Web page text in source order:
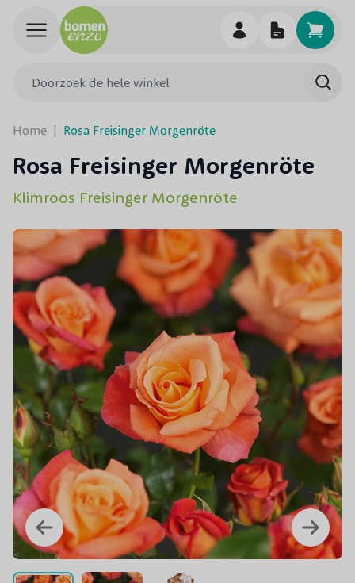
Ga naar de inhoud
Home | Rosa Freisinger Morgenröte
Rosa Freisinger Morgenröte
Klimroos Freisinger Morgenröte